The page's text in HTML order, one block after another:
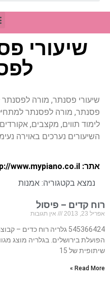
שיעורי
שיעורי פסנתר, מורה לפסנתר
פסנתר, מורה לפסנתר
לימוד תווים, מקצבים,
השיעורים נערכים באוירה
אתר: http://www.mypiano.co.il
נמצא בקטגוריה: אמנות
רוח קדים – פיסול
אפריל 23, 2013 אין תגובות
הפועלת בירושלים. בגלריה מוצג
שיתופית של 15
Read More »